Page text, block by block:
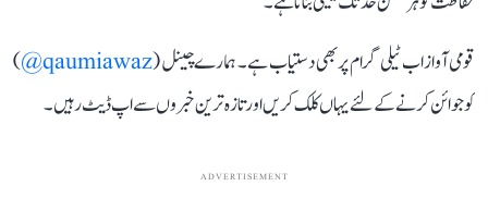
قومی آواز اب ٹیلی گرام پر بھی دستیاب ہے۔ ہمارے چینل (qaumiawaz@
)
کو جوائن کرنے کے لئے یہاں کلک کریں اور تازہ ترین خبروں سے اپ ڈیٹ رہیں۔
ADVERTISEMENT